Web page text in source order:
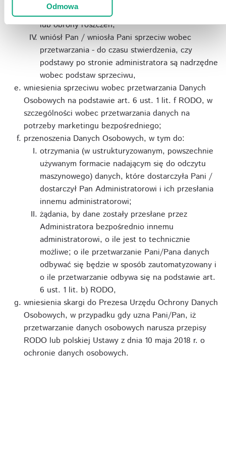
Odmowa
Pani/Panu potrzebne do ustalenia, dochodzenia
lub obrony roszczeń,
wniósł Pan / wniosła Pani sprzeciw wobec
przetwarzania - do czasu stwierdzenia, czy
podstawy po stronie administratora są nadrzędne
wobec podstaw sprzeciwu,
wniesienia sprzeciwu wobec przetwarzania Danych
Osobowych na podstawie art. 6 ust. 1 lit. f RODO, w
szczególności wobec przetwarzania danych na
potrzeby marketingu bezpośredniego;
przenoszenia Danych Osobowych, w tym do:
otrzymania (w ustrukturyzowanym, powszechnie
używanym formacie nadającym się do odczytu
maszynowego) danych, które dostarczyła Pani /
dostarczył Pan Administratorowi i ich przesłania
innemu administratorowi;
żądania, by dane zostały przesłane przez
Administratora bezpośrednio innemu
administratorowi, o ile jest to technicznie
możliwe; o ile przetwarzanie Pani/Pana danych
odbywać się będzie w sposób zautomatyzowany i
o ile przetwarzanie odbywa się na podstawie art.
6 ust. 1 lit. b) RODO,
wniesienia skargi do Prezesa Urzędu Ochrony Danych
Osobowych, w przypadku gdy uzna Pani/Pan, iż
przetwarzanie danych osobowych narusza przepisy
RODO lub polskiej Ustawy z dnia 10 maja 2018 r. o
ochronie danych osobowych.